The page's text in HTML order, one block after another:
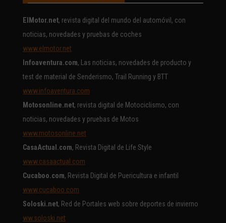
ElMotor.net, revista digital del mundo del automóvil, con
noticias, novedades y pruebas de coches
www.elmotor.net
Infoaventura.com, Las noticias, novedades de producto y
test de material de Senderismo, Trail Running y BTT
www.infoaventura.com
Motosonline.net, revista digital de Motociclismo, con
noticias, novedades y pruebas de Motos
www.motosonline.net
CasaActual.com, Revista Digital de Life Style
www.casaactual.com
Cucaboo.com, Revista Digital de Puericultura e infantil
www.cucaboo.com
Soloski.net, Red de Portales web sobre deportes de invierno
ww.soloski.net